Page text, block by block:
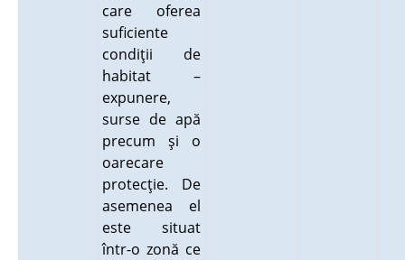
care oferea
suficiente
condiţii de
habitat –
expunere,
surse de apă
precum şi o
oarecare
protecţie. De
asemenea el
este situat
într-o zonă ce